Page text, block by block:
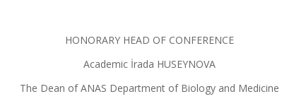
HONORARY HEAD OF CONFERENCE
Academic İrada HUSEYNOVA
The Dean of ANAS Department of Biology and Medicine